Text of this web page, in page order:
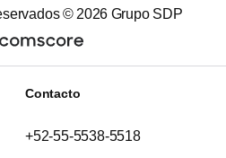
© 2026 Grupo SDP
Contacto
+52-55-5538-5518